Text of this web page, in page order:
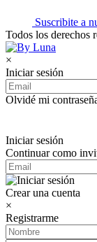
Suscribite a
Todos los derechos
×
Iniciar sesión
Olvidé mi
Iniciar sesión
Continuar como
Crear una cuenta
×
Registrarme